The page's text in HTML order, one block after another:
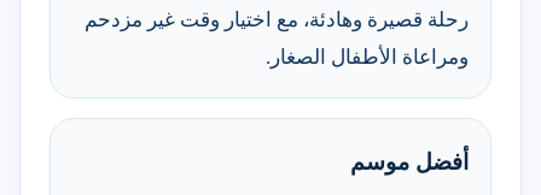
رحلة قصيرة وهادئة، مع اختيار وقت غير مزدحم
ومراعاة الأطفال الصغار.
أفضل موسم